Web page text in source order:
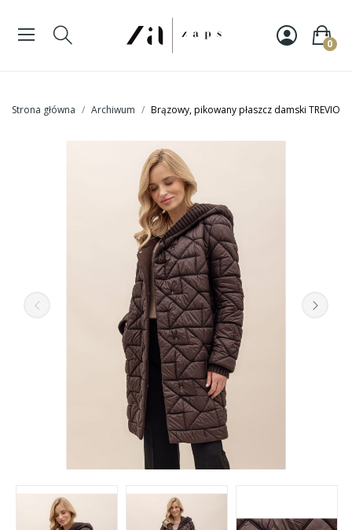
0
Strona główna Archiwum Brązowy, pikowany płaszcz damski TREVIO